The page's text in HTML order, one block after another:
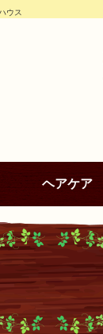
ウス
ヘアケア